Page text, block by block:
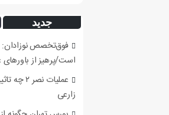
جدید
فوق‌تخصص نوزادان:
است/پرهیز از
عملیات
زارعی